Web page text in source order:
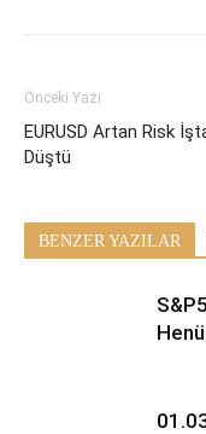
Önceki Yazı
EURUSD Artan Risk
Düştü
BENZER YAZILAR